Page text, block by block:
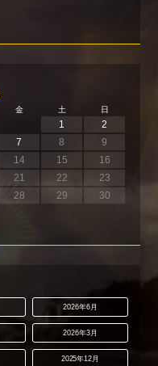
金 土 日
1
2
7 8
9
14 15
16
21 22
23
28 29
30
2026年6月
2026年3月
2025年12月